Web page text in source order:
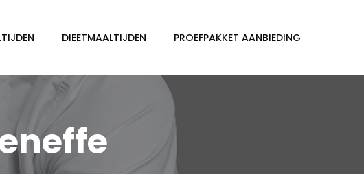
DIEETMAALTIJDEN PROEFPAKKET AANBIEDING